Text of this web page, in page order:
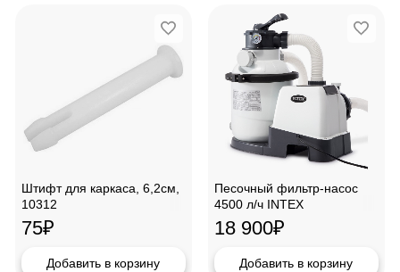
Штифт для каркаса, 6,2см,
10312
75₽
Добавить в корзину
Песочный фильтр-насос
4500 л/ч INTEX
26644/28644
18 900₽
Добавить в корзину